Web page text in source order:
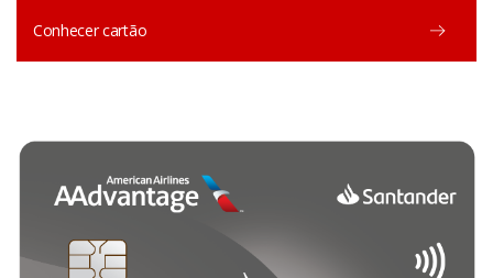
Conhecer cartão